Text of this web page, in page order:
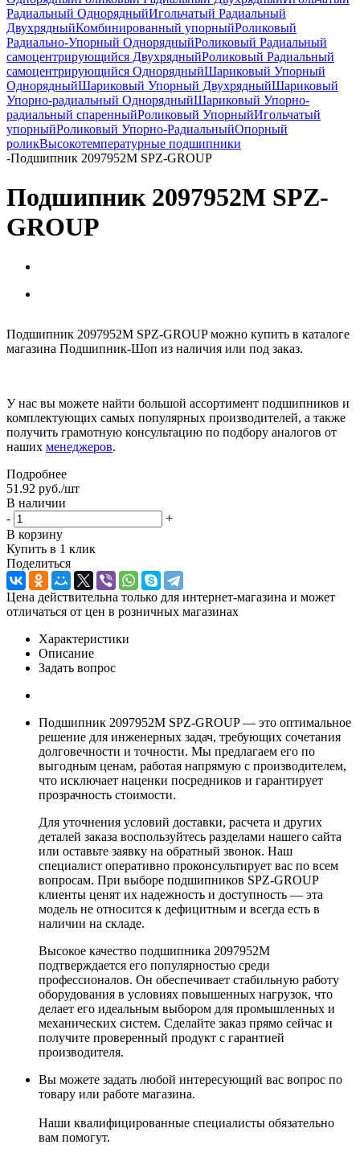
Радиальный ОднорядныйИгольчатый Радиальный
ДвухрядныйКомбинированный упорныйРоликовый
Радиально-Упорный ОднорядныйРоликовый Радиальный
самоцентрирующийся ДвухрядныйРоликовый Радиальный
самоцентрирующийся ОднорядныйШариковый Упорный
ОднорядныйШариковый Упорный ДвухрядныйШариковый
Упорно-радиальный ОднорядныйШариковый Упорно-
радиальный спаренныйРоликовый УпорныйИгольчатый
упорныйРоликовый Упорно-РадиальныйОпорный
роликВысокотемпературные подшипники
-Подшипник 2097952М SPZ-GROUP
Подшипник 2097952М SPZ-
GROUP
Подшипник 2097952М SPZ-GROUP можно купить в каталоге
магазина Подшипник-Шоп из наличия или под заказ.
У нас вы можете найти большой ассортимент подшипников и
комплектующих самых популярных производителей, а также
получить грамотную консультацию по подбору аналогов от
наших менеджеров.
Подробнее
51.92 руб./шт
В наличии
-
+
В корзину
Купить в 1 клик
Поделиться
Цена действительна только для интернет-магазина и может
отличаться от цен в розничных магазинах
Характеристики
Описание
Задать вопрос
Подшипник 2097952М SPZ-GROUP — это оптимальное
решение для инженерных задач, требующих сочетания
долговечности и точности. Мы предлагаем его по
выгодным ценам, работая напрямую с производителем,
что исключает наценки посредников и гарантирует
прозрачность стоимости.
Для уточнения условий доставки, расчета и других
деталей заказа воспользуйтесь разделами нашего сайта
или оставьте заявку на обратный звонок. Наш
специалист оперативно проконсультирует вас по всем
вопросам. При выборе подшипников SPZ-GROUP
клиенты ценят их надежность и доступность — эта
модель не относится к дефицитным и всегда есть в
наличии на складе.
Высокое качество подшипника 2097952М
подтверждается его популярностью среди
профессионалов. Он обеспечивает стабильную работу
оборудования в условиях повышенных нагрузок, что
делает его идеальным выбором для промышленных и
механических систем. Сделайте заказ прямо сейчас и
получите проверенный продукт с гарантией
производителя.
Вы можете задать любой интересующий вас вопрос по
товару или работе магазина.
Наши квалифицированные специалисты обязательно
вам помогут.